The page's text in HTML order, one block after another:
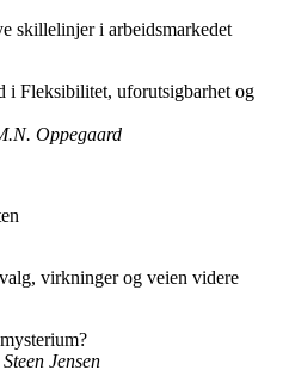
skillelinjer i arbeidsmarkedet
i Fleksibilitet, uforutsigbarhet og
Oppegaard
virkninger og veien videre
Steen Jensen